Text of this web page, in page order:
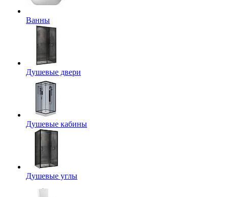
Ванны
Душевые двери
Душевые кабины
Душевые углы